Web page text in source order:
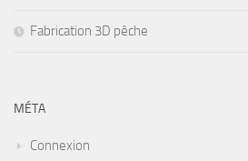
Fabrication 3D pêche
MÉTA
Connexion